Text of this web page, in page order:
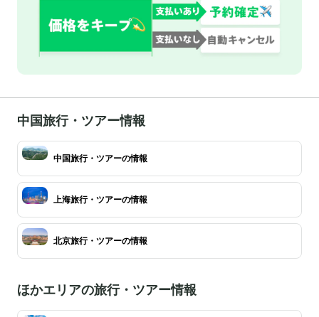
中国旅行・ツアー情報
中国旅行・ツアーの情報
上海旅行・ツアーの情報
北京旅行・ツアーの情報
ほかエリアの旅行・ツアー情報